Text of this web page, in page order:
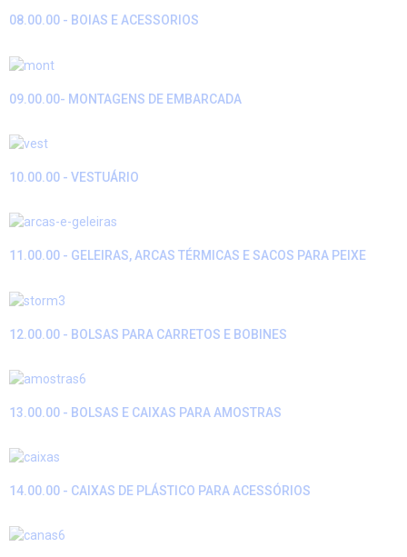
08.00.00 - BOIAS E ACESSORIOS
09.00.00- MONTAGENS DE EMBARCADA
10.00.00 - VESTUÁRIO
11.00.00 - GELEIRAS, ARCAS TÉRMICAS E SACOS PARA PEIXE
12.00.00 - BOLSAS PARA CARRETOS E BOBINES
13.00.00 - BOLSAS E CAIXAS PARA AMOSTRAS
14.00.00 - CAIXAS DE PLÁSTICO PARA ACESSÓRIOS